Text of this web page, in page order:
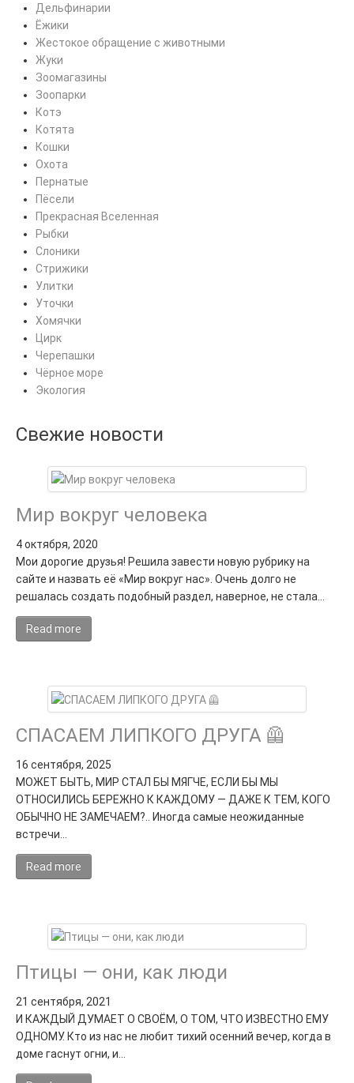
Дельфинарии
Ёжики
Жестокое обращение с животными
Жуки
Зоомагазины
Зоопарки
Котэ
Котята
Кошки
Охота
Пернатые
Пёсели
Прекрасная Вселенная
Рыбки
Слоники
Стрижики
Улитки
Уточки
Хомячки
Цирк
Черепашки
Чёрное море
Экология
Свежие новости
Мир вокруг человека
4 октября, 2020
Мои дорогие друзья! Решила завести новую рубрику на
сайте и назвать её «Мир вокруг нас». Очень долго не
решалась создать подобный раздел, наверное, не стала…
Read more
СПАСАЕМ ЛИПКОГО ДРУГА 🦺
16 сентября, 2025
МОЖЕТ БЫТЬ, МИР СТАЛ БЫ МЯГЧЕ, ЕСЛИ БЫ МЫ
ОТНОСИЛИСЬ БЕРЕЖНО К КАЖДОМУ — ДАЖЕ К ТЕМ, КОГО
ОБЫЧНО НЕ ЗАМЕЧАЕМ?.. Иногда самые неожиданные
встречи…
Read more
Птицы — они, как люди
21 сентября, 2021
И КАЖДЫЙ ДУМАЕТ О СВОЁМ, О ТОМ, ЧТО ИЗВЕСТНО ЕМУ
ОДНОМУ. Кто из нас не любит тихий осенний вечер, когда в
доме гаснут огни, и…